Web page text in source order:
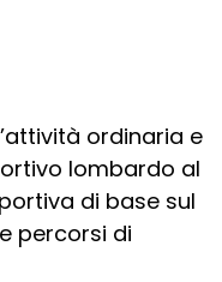
ordinaria e
lombardo al
di base sul
percorsi di